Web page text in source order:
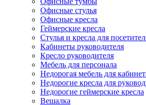
Офисные стулья
Офисные кресла
Геймерские кресла
Стулья и кресла для
Кабинеты руководителя
Кресло руководителя
Мебель для персонала
Недорогая мебель для
Недорогие кресла для
Недорогие геймерские кресла
Вешалка